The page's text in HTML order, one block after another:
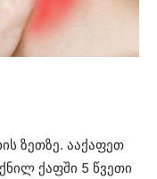
ზეთზე. ააქაფეთ
ქაფში 5 წვეთი